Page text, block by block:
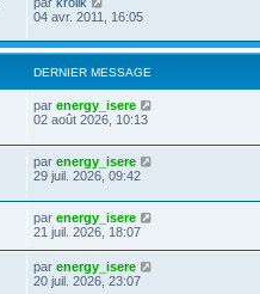
04 avr. 2011, 16:05
DERNIER MESSAGE
par energy_isere
02 août 2026, 10:13
par energy_isere
29 juil. 2026, 09:42
par energy_isere
21 juil. 2026, 18:07
par energy_isere
20 juil. 2026, 23:07